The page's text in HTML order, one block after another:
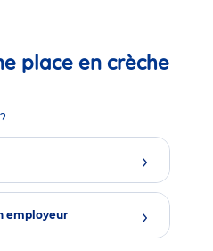
place en crèche
employeur